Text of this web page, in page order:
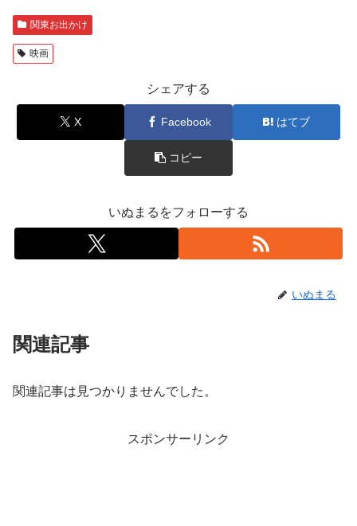
関東お出かけ
映画
シェアする
X Facebook はてブ
コピー
いぬまるをフォローする
いぬまる
関連記事
関連記事は見つかりませんでした。
スポンサーリンク